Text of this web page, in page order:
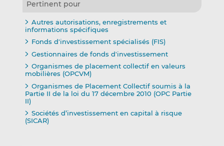
Pertinent pour
Autres autorisations, enregistrements et
informations spécifiques
Fonds d'investissement spécialisés (FIS)
Gestionnaires de fonds d'investissement
Organismes de placement collectif en valeurs
mobilières (OPCVM)
Organismes de Placement Collectif soumis à la
Partie II de la loi du 17 décembre 2010 (OPC Partie
II)
Sociétés d’investissement en capital à risque
(SICAR)